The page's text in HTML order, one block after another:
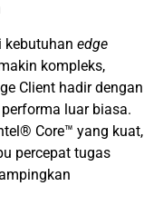
kebutuhan edge
kompleks,
Client hadir dengan
luar biasa.
Core™ yang kuat,
percepat tugas